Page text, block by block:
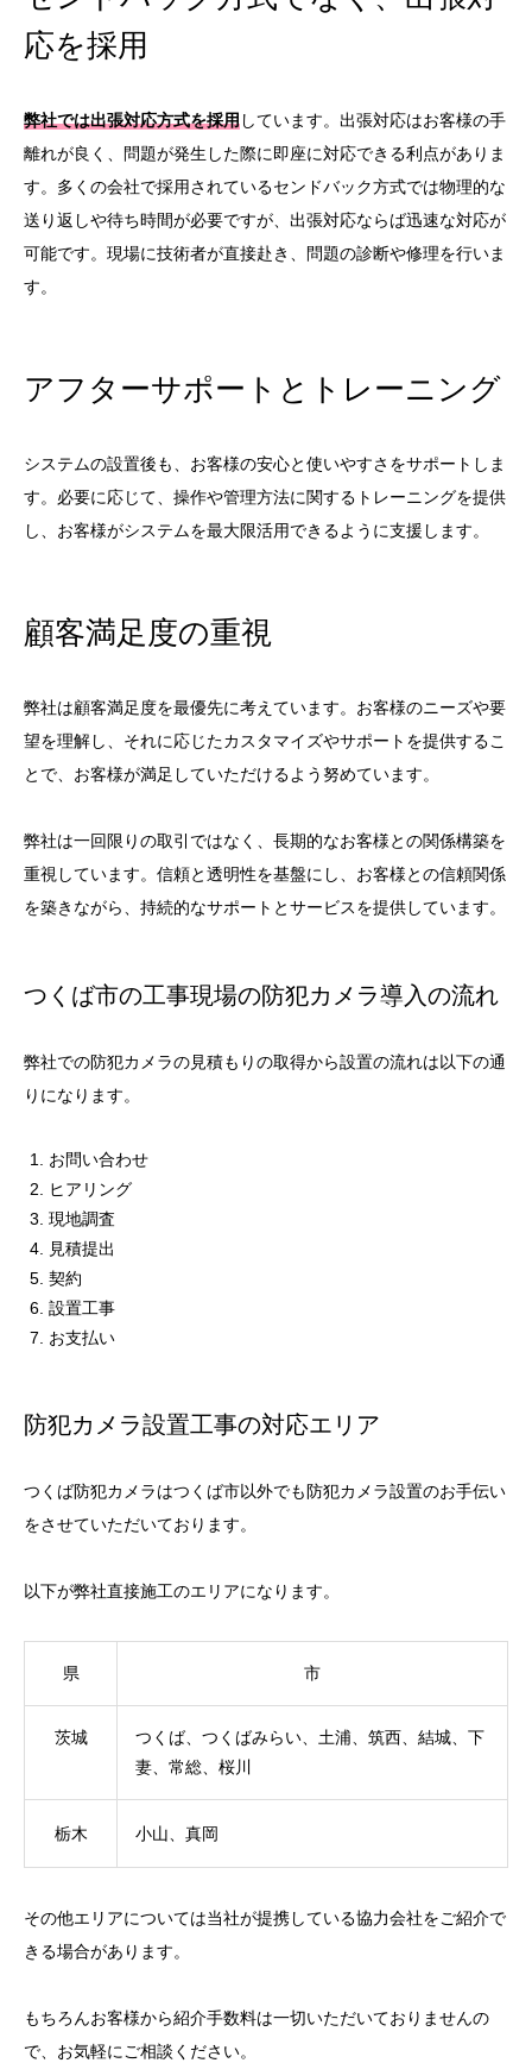
応を採用
弊社では出張対応方式を採用しています。出張対応はお客様の手
離れが良く、問題が発生した際に即座に対応できる利点がありま
す。多くの会社で採用されているセンドバック方式では物理的な
送り返しや待ち時間が必要ですが、出張対応ならば迅速な対応が
可能です。現場に技術者が直接赴き、問題の診断や修理を行いま
す。
アフターサポートとトレーニング
システムの設置後も、お客様の安心と使いやすさをサポートしま
す。必要に応じて、操作や管理方法に関するトレーニングを提供
し、お客様がシステムを最大限活用できるように支援します。
顧客満足度の重視
弊社は顧客満足度を最優先に考えています。お客様のニーズや要
望を理解し、それに応じたカスタマイズやサポートを提供するこ
とで、お客様が満足していただけるよう努めています。
弊社は一回限りの取引ではなく、長期的なお客様との関係構築を
重視しています。信頼と透明性を基盤にし、お客様との信頼関係
を築きながら、持続的なサポートとサービスを提供しています。
つくば市の工事現場の防犯カメラ導入の流れ
弊社での防犯カメラの見積もりの取得から設置の流れは以下の通
りになります。
お問い合わせ
ヒアリング
現地調査
見積提出
契約
設置工事
お支払い
防犯カメラ設置工事の対応エリア
つくば防犯カメラはつくば市以外でも防犯カメラ設置のお手伝い
をさせていただいております。
以下が弊社直接施工のエリアになります。
県 市
茨城
つくば、つくばみらい、土浦、筑西、結城、下
妻、常総、桜川
栃木 小山、真岡
その他エリアについては当社が提携している協力会社をご紹介で
きる場合があります。
もちろんお客様から紹介手数料は一切いただいておりませんの
で、お気軽にご相談ください。